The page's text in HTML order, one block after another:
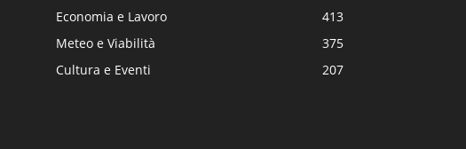
Economia e Lavoro
413
Meteo e Viabilità
375
Cultura e Eventi
207